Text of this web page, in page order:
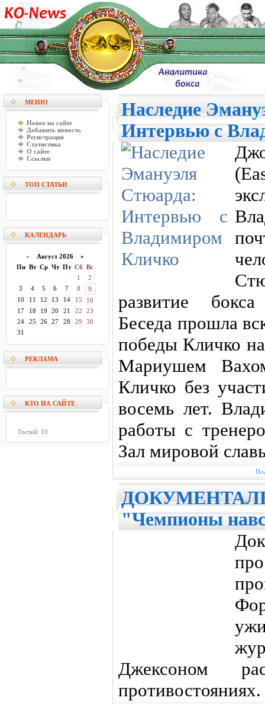
МЕНЮ
Новое на сайте
Добавить новость
Регистрация
Статистика
О сайте
Ссылки
ТОП СТАТЬИ
КАЛЕНДАРЬ
« Август 2026 »
Пн Вт Ср Чт Пт Сб Вс
1
2
3
4 5 6 7 8
9
10
11 12 13 14 15
16
17
18 19 20 21 22
23
24
25 26 27 28 29
30
31
РЕКЛАМА
КТО НА САЙТЕ
Гостей: 10
Наследие
Интервью с
развитие
Беседа прошла
победы Кличко
Мариушем
Кличко без
восемь лет.
работы с
Зал мировой
"Чемпионы
Джексоном
противостояниях.